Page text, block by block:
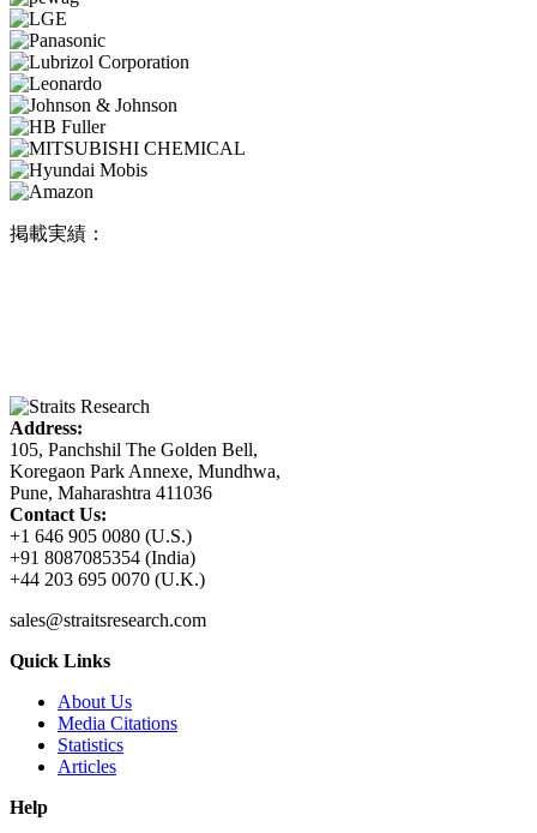
掲載実績：
Address:
105, Panchshil The Golden Bell,
Koregaon Park Annexe, Mundhwa,
Pune, Maharashtra 411036
Contact Us:
+1 646 905 0080 (U.S.)
+91 8087085354 (India)
+44 203 695 0070 (U.K.)
sales@straitsresearch.com
Quick Links
About Us
Media Citations
Statistics
Articles
Help